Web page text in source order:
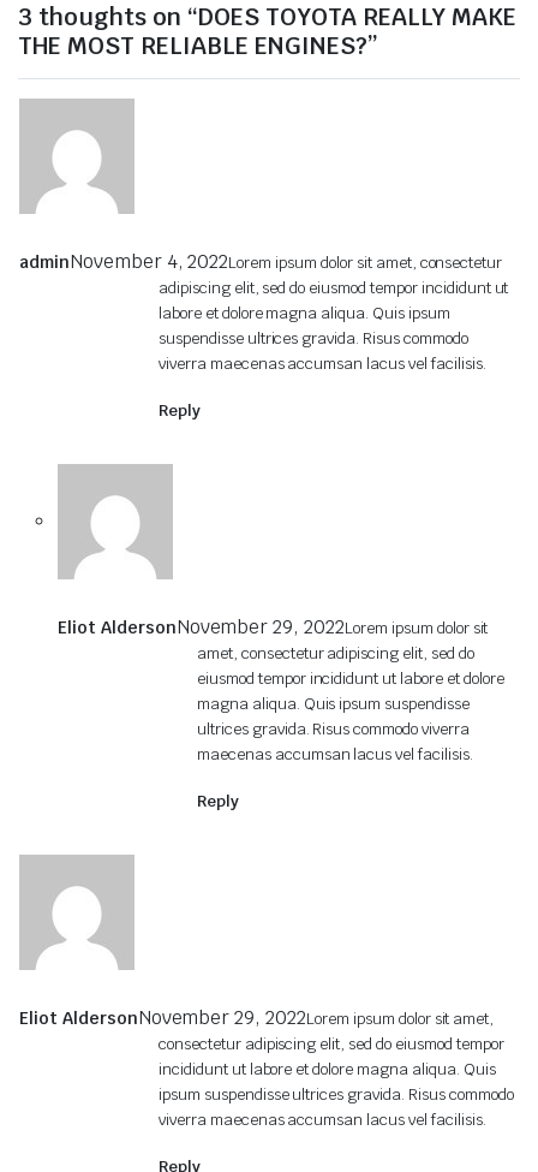
3 thoughts on “DOES TOYOTA REALLY MAKE
THE MOST RELIABLE ENGINES?”
adminNovember 4, 2022Lorem ipsum dolor sit amet, consectetur
adipiscing elit, sed do eiusmod tempor incididunt ut
labore et dolore magna aliqua. Quis ipsum
suspendisse ultrices gravida. Risus commodo
viverra maecenas accumsan lacus vel facilisis.
Reply
Eliot AldersonNovember 29, 2022Lorem ipsum dolor sit
amet, consectetur adipiscing elit, sed do
eiusmod tempor incididunt ut labore et dolore
magna aliqua. Quis ipsum suspendisse
ultrices gravida. Risus commodo viverra
maecenas accumsan lacus vel facilisis.
Reply
Eliot AldersonNovember 29, 2022Lorem ipsum dolor sit amet,
consectetur adipiscing elit, sed do eiusmod tempor
incididunt ut labore et dolore magna aliqua. Quis
ipsum suspendisse ultrices gravida. Risus commodo
viverra maecenas accumsan lacus vel facilisis.
Reply